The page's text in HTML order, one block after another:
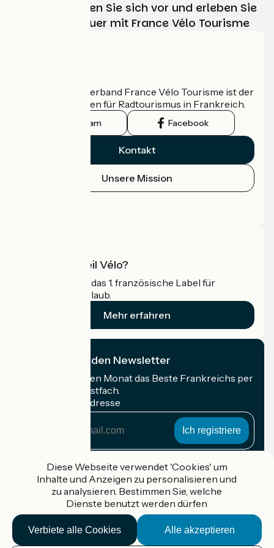
Wählen, bereiten Sie sich vor und erleben Sie
Ihr Radabenteuer mit France Vélo Tourisme
Der nationale Verband France Vélo Tourisme ist der
offizielle Leitfaden für Radtourismus in Frankreich.
Instagram Facebook
Kontakt
Unsere Mission
Was ist Accueil Vélo?
Accueil Vélo ist das 1. französische Label für
Radfahrer im Urlaub.
Mehr erfahren
Ich abonniere den Newsletter
Erhalten Sie jeden Monat das Beste Frankreichs per
Rad in Ihrem Postfach.
Meine E-Mail-Adresse
Adresse
Gefördert im Rahmen von Destination France
Accueil Vélo Pro
Diese Webseite verwendet 'Cookies' um
Inhalte und Anzeigen zu personalisieren und
zu analysieren. Bestimmen Sie, welche
Dienste benutzt werden dürfen
Alle akzeptieren
Verbiete alle Cookies